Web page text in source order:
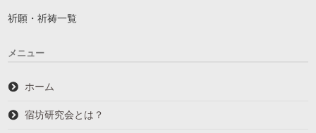
祈願・祈祷一覧
メニュー
ホーム
宿坊研究会とは？